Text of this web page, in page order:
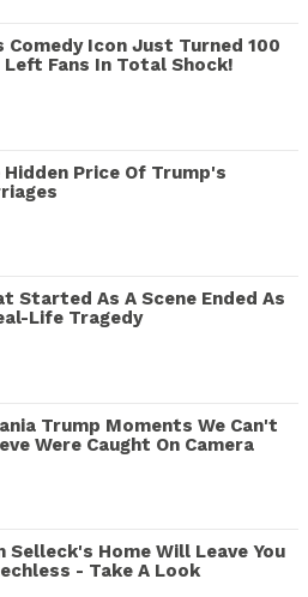
Comedy Icon Just Turned 100
Left Fans In Total Shock!
Hidden Price Of Trump's
Started As A Scene Ended As
Life Tragedy
Trump Moments We Can't
Were Caught On Camera
Selleck's Home Will Leave You
- Take A Look